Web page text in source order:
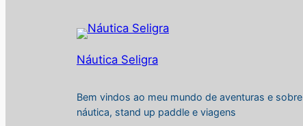
Náutica Seligra
Bem vindos ao meu mundo de aventuras e sobre
náutica, stand up paddle e viagens